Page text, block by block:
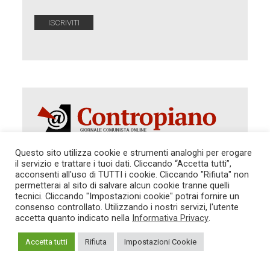
Autorizzazione del Tribunale di Roma 286 del 31
dicembre 2014. Direttore Responsabile: Sergio
Cararo. Indirizzo: V.Casalbruciato 27- sc. B - 00159
Tel. 06.640.122.19 -redazione@contropiano.org
TG CONTROPIANO
LINK CONSIGLIATI
PRIVACY
COOKIE POLICY
Questo sito utilizza cookie e strumenti analoghi per erogare
il servizio e trattare i tuoi dati. Cliccando “Accetta tutti”,
acconsenti all'uso di TUTTI i cookie. Cliccando "Rifiuta" non
permetterai al sito di salvare alcun cookie tranne quelli
tecnici. Cliccando "Impostazioni cookie" potrai fornire un
consenso controllato. Utilizzando i nostri servizi, l'utente
accetta quanto indicato nella Informativa Privacy.
Accetta tutti Rifiuta Impostazioni Cookie